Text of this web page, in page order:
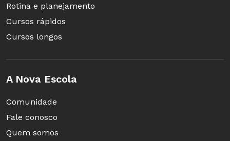
Rotina e planejamento
Cursos rápidos
Cursos longos
A Nova Escola
Comunidade
Fale conosco
Quem somos